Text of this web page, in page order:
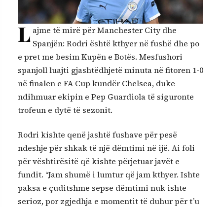
L ajme të mirë për Manchester City dhe
Spanjën: Rodri është kthyer në fushë dhe po
e pret me besim Kupën e Botës. Mesfushori
spanjoll luajti gjashtëdhjetë minuta në fitoren 1-0
në finalen e FA Cup kundër Chelsea, duke
ndihmuar ekipin e Pep Guardiola të siguronte
trofeun e dytë të sezonit.
Rodri kishte qenë jashtë fushave për pesë
ndeshje për shkak të një dëmtimi në ijë. Ai foli
për vështirësitë që kishte përjetuar javët e
fundit. “Jam shumë i lumtur që jam kthyer. Ishte
paksa e çuditshme sepse dëmtimi nuk ishte
serioz, por zgjedhja e momentit të duhur për t’u